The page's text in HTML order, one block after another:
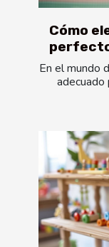
Cómo
En el mundo
adecuado